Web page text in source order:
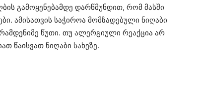
გამოყენებამდე დარწმუნდით, რომ მასში
ამისათვის საჭიროა მომზადებული ნიღაბი
წუთი. თუ ალერგიული რეაქცია არ
წაისვათ ნიღაბი სახეზე.